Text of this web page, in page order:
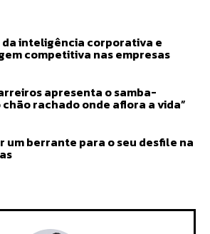
da inteligência corporativa e
competitiva nas empresas
apresenta o samba-
chão rachado onde aflora a vida”
um berrante para o seu desfile na